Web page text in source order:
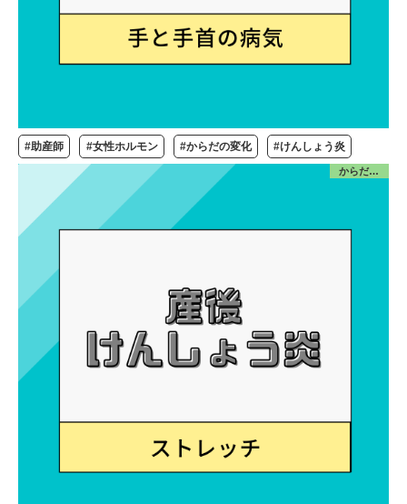
#助産師 #女性ホルモン #からだの変化 #けんしょう炎
からだ／産前産後